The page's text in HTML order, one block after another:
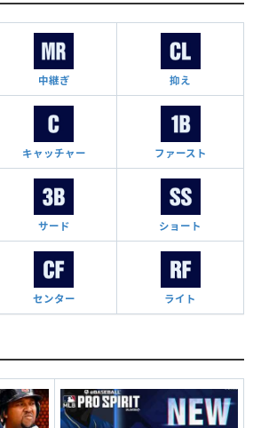
中継ぎ 抑え
キャッチャー ファースト
サード ショート
センター ライト